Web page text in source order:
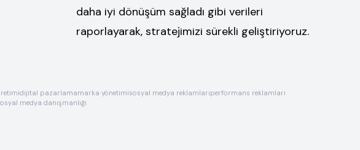
daha iyi dönüşüm sağladı gibi verileri
raporlayarak, stratejimizi sürekli geliştiriyoruz.
dijital pazarlamamarka yönetimisosyal medya reklamlarıperformans reklamları
medya danışmanlığı